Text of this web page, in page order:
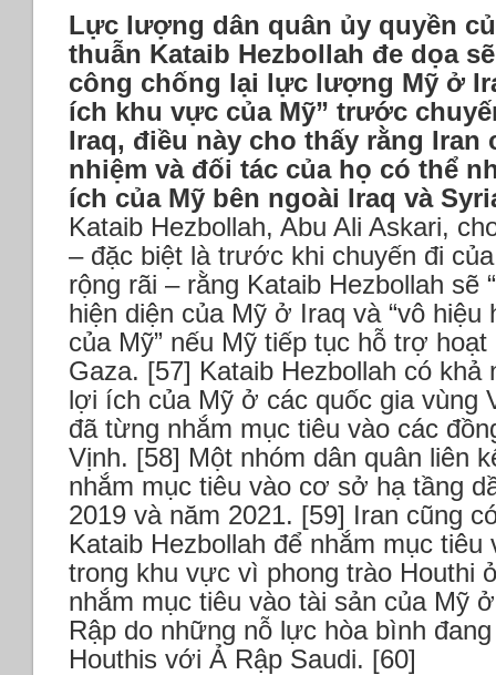
Lực lượng dân quân ủy quyền
thuẫn Kataib Hezbollah đe dọa
công chống lại lực lượng Mỹ ở
ích khu vực của Mỹ” trước
Iraq, điều này cho thấy rằng
nhiệm và đối tác của họ có thể
ích của Mỹ bên ngoài Iraq và
Kataib Hezbollah, Abu Ali Askari,
– đặc biệt là trước khi chuyến đi
rộng rãi – rằng Kataib Hezbollah sẽ
hiện diện của Mỹ ở Iraq và “vô
của Mỹ” nếu Mỹ tiếp tục hỗ trợ
Gaza. [57] Kataib Hezbollah có khả
lợi ích của Mỹ ở các quốc gia vùng
đã từng nhắm mục tiêu vào các
Vịnh. [58] Một nhóm dân quân liên
nhắm mục tiêu vào cơ sở hạ tầng
2019 và năm 2021. [59] Iran cũng
Kataib Hezbollah để nhắm mục
trong khu vực vì phong trào Houthi
nhắm mục tiêu vào tài sản của Mỹ
Rập do những nỗ lực hòa bình
Houthis với Ả Rập Saudi. [60]